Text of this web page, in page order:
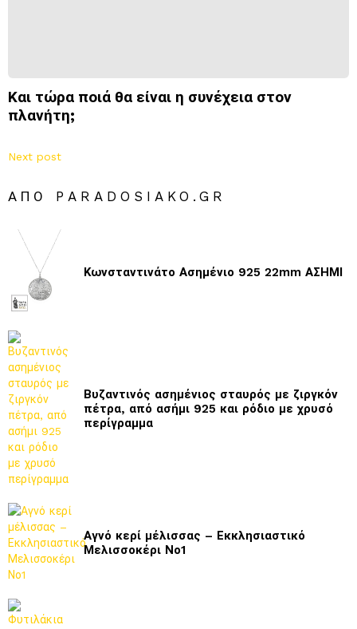
Και τώρα ποιά θα είναι η συνέχεια στον
πλανήτη;
Next post
ΑΠΌ PARADOSIAKO.GR
Κωνσταντινάτο Ασημένιο 925 22mm ΑΣΗΜΙ
Βυζαντινός ασημένιος σταυρός με ζιργκόν
πέτρα, από ασήμι 925 και ρόδιο με χρυσό
περίγραμμα
Αγνό κερί μέλισσας – Εκκλησιαστικό
Μελισσοκέρι Νο1